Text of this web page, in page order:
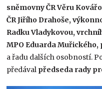
sněmovny ČR Věru
ČR Jiřího Drahoše,
Radku Vladykovou,
MPO Eduarda
a řadu dalších osobností.
předával předseda rady